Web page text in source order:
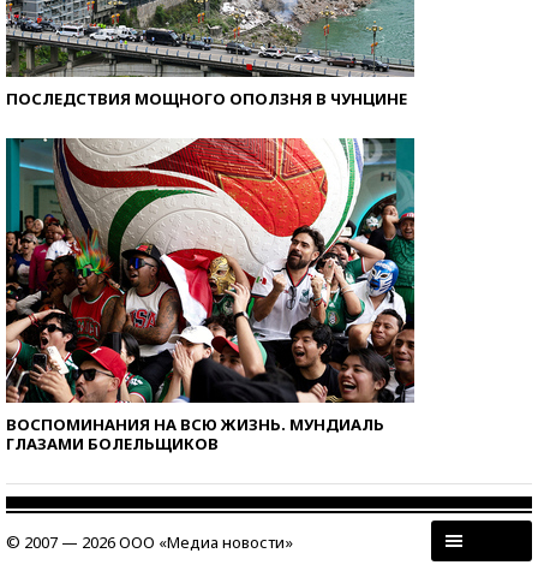
ПОСЛЕДСТВИЯ МОЩНОГО ОПОЛЗНЯ В ЧУНЦИНЕ
ВОСПОМИНАНИЯ НА ВСЮ ЖИЗНЬ. МУНДИАЛЬ
ГЛАЗАМИ БОЛЕЛЬЩИКОВ
© 2007 — 2026 ООО «Медиа новости»